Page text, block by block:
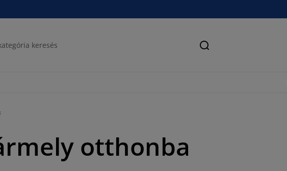
Keresés
otthonba